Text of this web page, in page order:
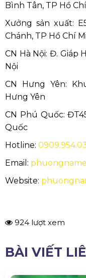
Bình Tân, TP Hồ
Xưởng sản xuất:
Chánh, TP Hồ Chí
CN Hà Nội: Đ. Giáp
Nội
CN Hưng Yên:
Hưng Yên
CN Phú Quốc:
Quốc
Hotline:
Email:
Website:
924 lượt xem
BÀI VIẾT